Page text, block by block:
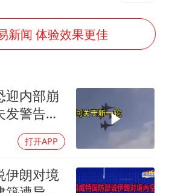
改名后的“青海拉面”店
命案逃犯躲进深山21年活得像野人
东方之约 相约未来
新闻 体验效果更佳
迎内部崩
警告，
打开APP
伊朗对境